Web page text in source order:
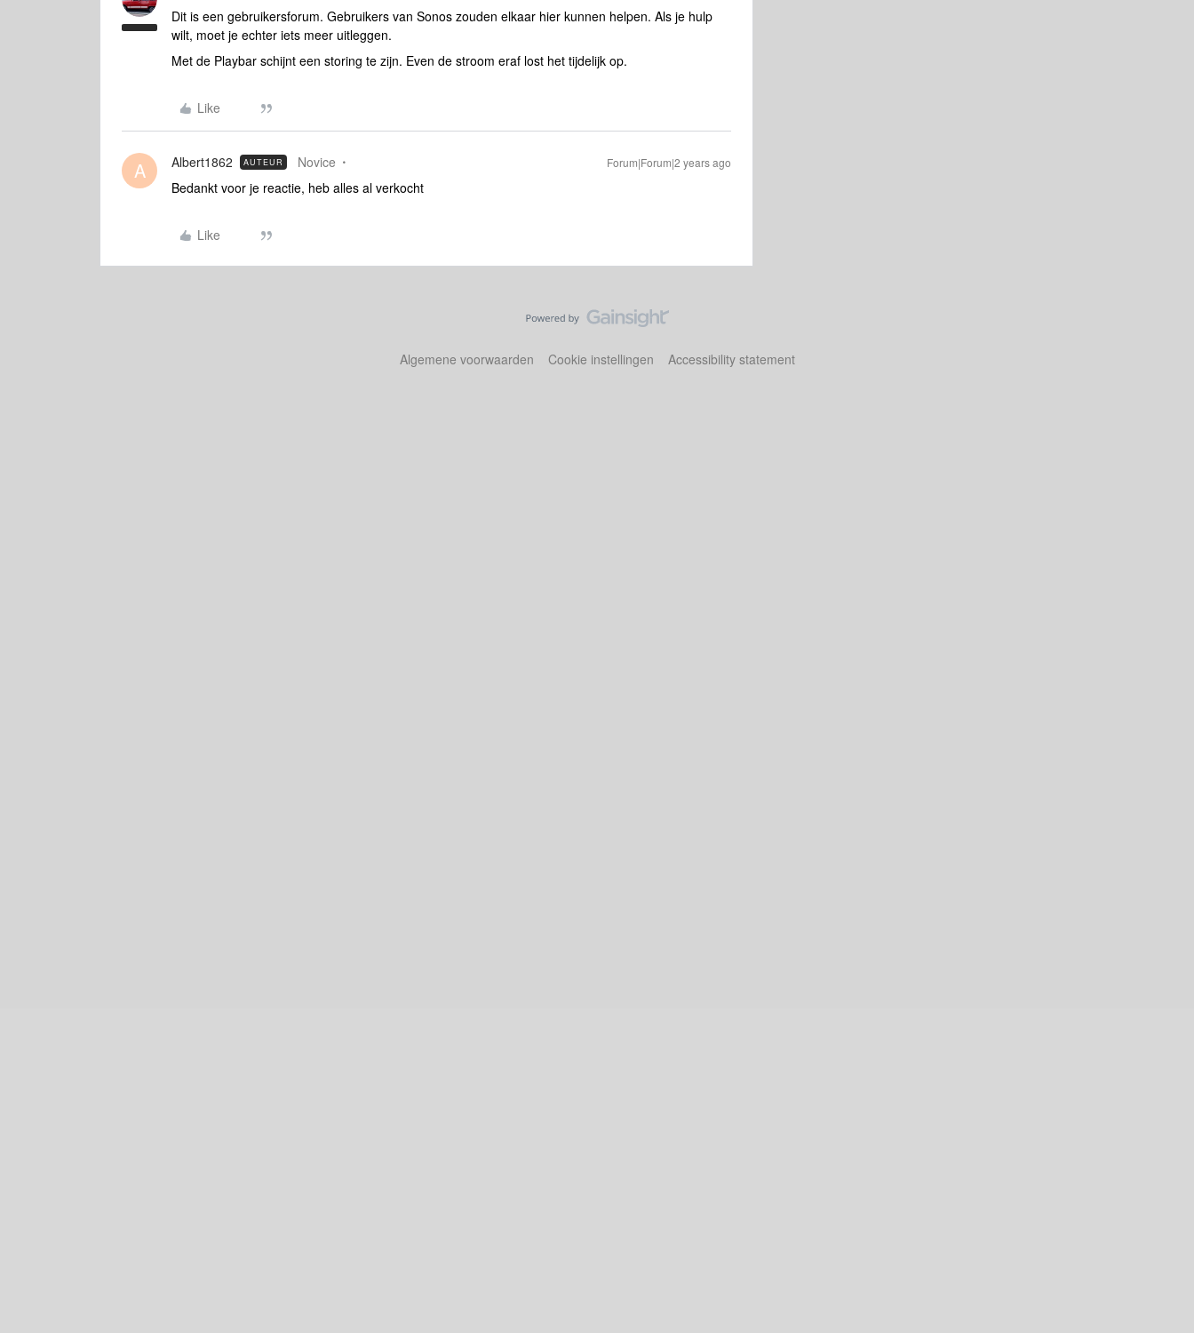
Dit is een gebruikersforum. Gebruikers van Sonos zouden elkaar hier kunnen helpen. Als je hulp
wilt, moet je echter iets meer uitleggen.
Met de Playbar schijnt een storing te zijn. Even de stroom eraf lost het tijdelijk op.
Like
A Albert1862 AUTEUR Novice Forum|Forum|2 years ago
Bedankt voor je reactie, heb alles al verkocht
Like
Algemene voorwaarden Cookie instellingen Accessibility statement